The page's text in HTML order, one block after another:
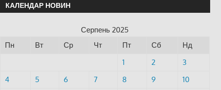
КАЛЕНДАР НОВИН
Серпень 2025
Пн
Вт Ср Чт Пт Сб
Нд
1
2
3
4
5 6 7 8 9
10